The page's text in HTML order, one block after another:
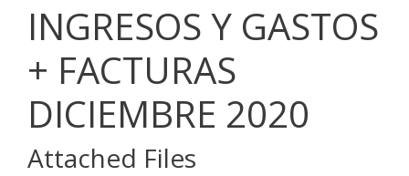
INGRESOS Y GASTOS
+ FACTURAS
DICIEMBRE 2020
Attached Files